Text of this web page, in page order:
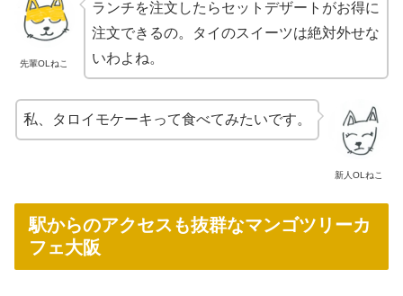
先輩OLねこ
ランチを注文したらセットデザートがお得に
注文できるの。タイのスイーツは絶対外せな
いわよね。
新人OLねこ
私、タロイモケーキって食べてみたいです。
駅からのアクセスも抜群なマンゴツリーカ
フェ大阪